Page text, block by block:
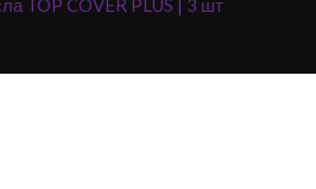
TOP COVER PLUS | 3 шт